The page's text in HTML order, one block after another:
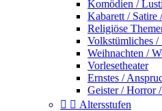
Komödien /
Kabarett / Satire
Religiöse
Volkstümliches /
Weihnachten /
Vorlesetheater
Ernstes /
Geister / Horror
  Altersstufen